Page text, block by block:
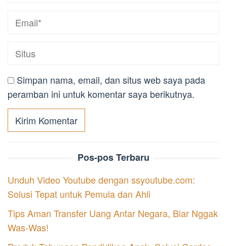
Simpan nama, email, dan situs web saya pada
peramban ini untuk komentar saya berikutnya.
Pos-pos Terbaru
Unduh Video Youtube dengan ssyoutube.com:
Solusi Tepat untuk Pemula dan Ahli
Tips Aman Transfer Uang Antar Negara, Biar Nggak
Was-Was!